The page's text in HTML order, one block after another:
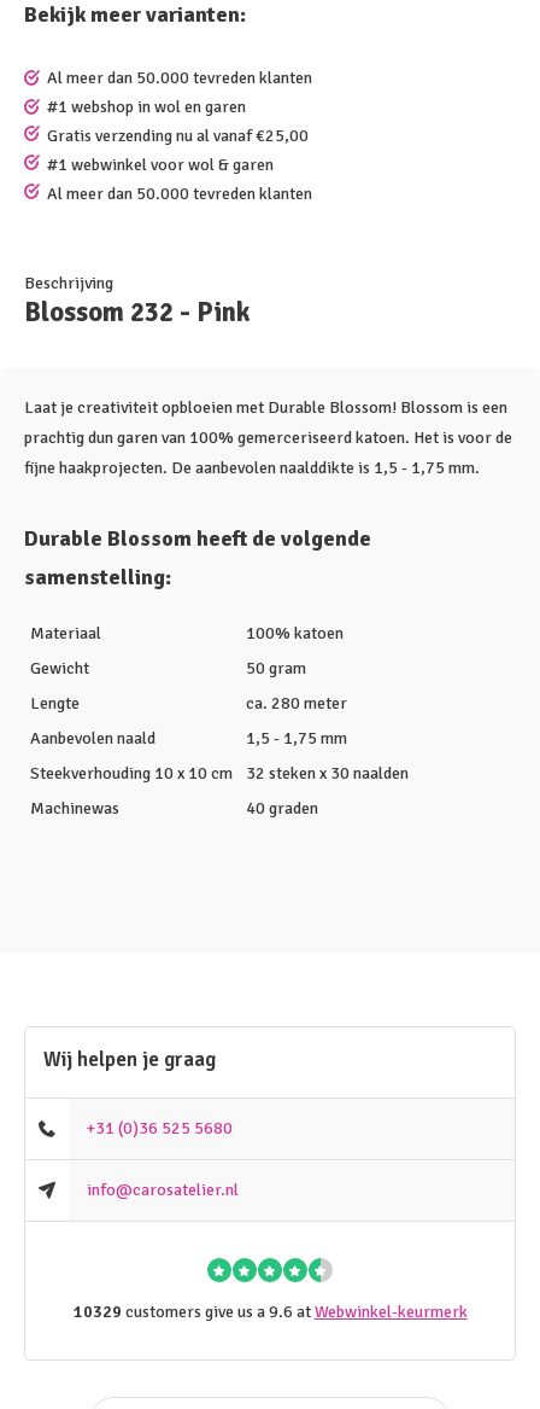
Bekijk meer varianten:
Al meer dan 50.000 tevreden klanten
#1 webshop in wol en garen
Gratis verzending nu al vanaf €25,00
#1 webwinkel voor wol & garen
Al meer dan 50.000 tevreden klanten
Beschrijving
Blossom 232 - Pink
Laat je creativiteit opbloeien met Durable Blossom! Blossom is een
prachtig dun garen van 100% gemerceriseerd katoen. Het is voor de
fijne haakprojecten. De aanbevolen naalddikte is 1,5 - 1,75 mm.
Durable Blossom heeft de volgende
samenstelling:
Materiaal
100% katoen
Gewicht
50 gram
Lengte
ca. 280 meter
Aanbevolen naald
1,5 - 1,75 mm
Steekverhouding 10 x 10 cm
32 steken x 30 naalden
Machinewas
40 graden
Wij helpen je graag
+31 (0)36 525 5680
info@carosatelier.nl
10329 customers give us a 9.6 atWebwinkel-keurmerk